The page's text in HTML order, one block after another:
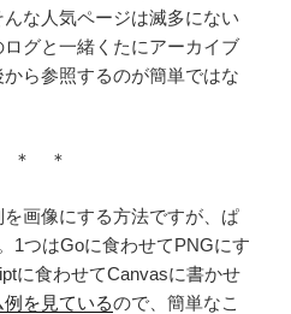
な人気ページは滅多にない
グと一緒くたにアーカイブ
ら参照するのが簡単ではな
＊ ＊
画像にする方法ですが、ぱ
1つはGoに食わせてPNGにす
に食わせてCanvasに書かせ
を見ているので、簡単なこ